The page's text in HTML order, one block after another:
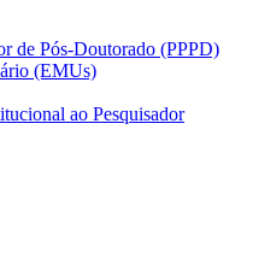
de Pós-Doutorado (PPPD)
(EMUs)
ao Pesquisador